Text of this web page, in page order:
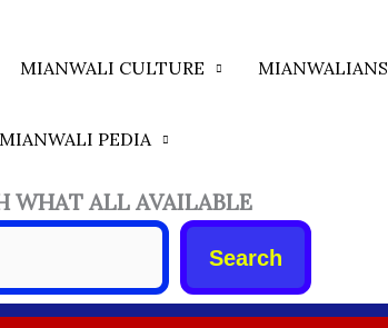
MIANWALI CULTURE MIANWALIANS
MIANWALI PEDIA
WHAT ALL AVAILABLE
Search